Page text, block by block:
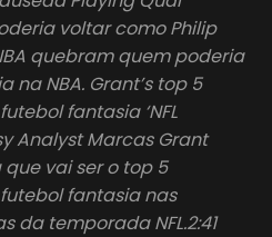
voltar como Philip
quebram quem poderia
NBA. Grant’s top 5
fantasia ‘NFL
Analyst Marcas Grant
vai ser o top 5
fantasia nas
da temporada NFL.2:41